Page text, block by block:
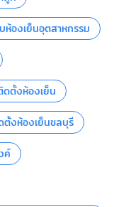
ห้องเย็นอุตสาหกรรม
ตั้งห้องเย็น
ตั้งห้องเย็นชลบุรี
ค์